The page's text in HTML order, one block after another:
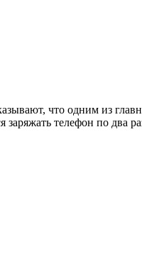
что одним из
заряжать телефон по два